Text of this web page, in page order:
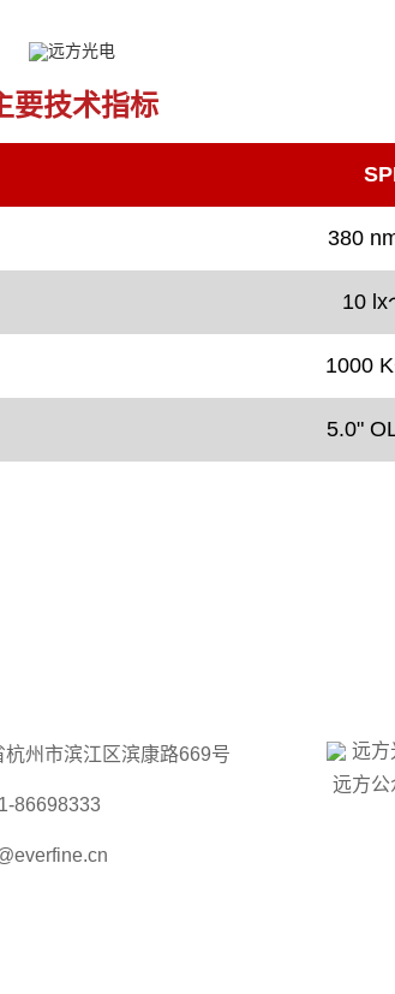
要技术指标
380
10 lx
1000
5.0"
州市滨江区滨康路669号
86698333
远方公